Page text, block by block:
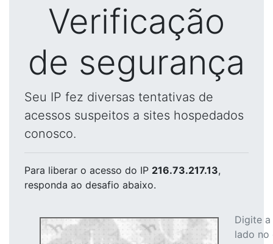
Verificação
de segurança
Seu IP fez diversas tentativas de
acessos suspeitos a sites hospedados
conosco.
Para liberar o acesso do IP 216.73.217.13,
responda ao desafio abaixo.
Digite
lado no